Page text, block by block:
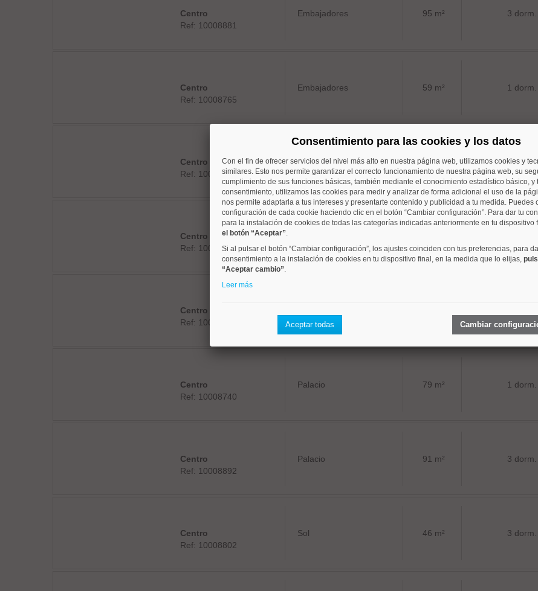
Centro
Ref: 10008881
Embajadores 95 m² 3 dorm.
Centro
Ref: 10008765
Embajadores 59 m² 1 dorm.
Centro
Ref: 10008814
Justicia 221 m² 6 dorm.
Centro
Ref: 10008796
Centro
Ref: 10008706
Centro
Ref: 10008740
Palacio 79 m² 1 dorm.
Centro
Ref: 10008892
Palacio 91 m² 3 dorm.
Centro
Ref: 10008802
Sol 46 m² 3 dorm.
Consentimiento para las cookies y los datos
Con el fin de ofrecer servicios del nivel más alto en nuestra página web, utilizamos cookies y
similares. Esto nos permite garantizar el correcto funcionamiento de nuestra página web, su
cumplimiento de sus funciones básicas, también mediante el conocimiento estadístico básico, y
consentimiento, utilizamos las cookies para medir y analizar de forma adicional el uso de la
nos permite adaptarla a tus intereses y presentarte contenido y publicidad a tu medida. Puedes
configuración de cada cookie haciendo clic en el botón “Cambiar configuración”. Para dar tu
para la instalación de cookies de todas las categorías indicadas anteriormente en tu dispositivo
el botón “Aceptar”.
Si al pulsar el botón “Cambiar configuración”, los ajustes coinciden con tus preferencias, para
consentimiento a la instalación de cookies en tu dispositivo final, en la medida que lo elijas,
“Aceptar cambio”.
Leer más
Aceptar todas Cambiar